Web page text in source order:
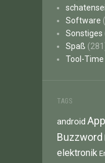
Software
Sonstiges
Spaß
Tool-Time
TAGS
android
Buzzword
elektronik